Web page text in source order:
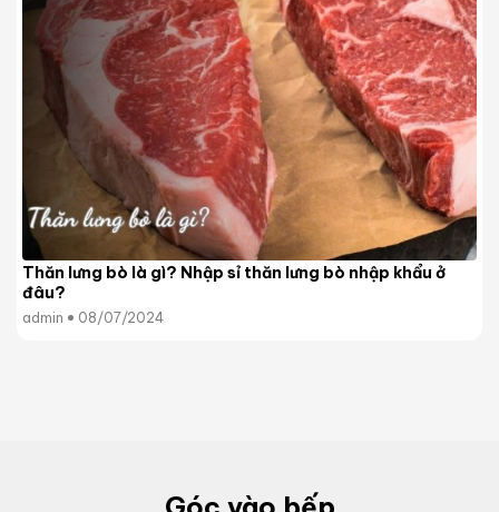
Thăn lưng bò là gì? Nhập sỉ thăn lưng bò nhập khẩu ở
đâu?
admin 08/07/2024